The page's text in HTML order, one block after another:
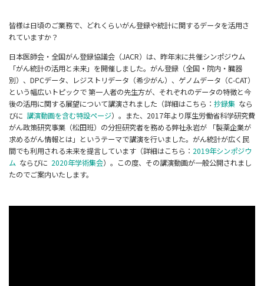
皆様は日頃のご業務で、どれくらいがん登録や統計に関するデータを活用さ
れていますか？
日本医師会・全国がん登録協議会（JACR）は、昨年末に共催シンポジウム
「がん統計の活用と未来」を開催しました。がん登録（全国・院内・臓器
別）、DPCデータ、レジストリデータ（希少がん）、ゲノムデータ（C-CAT）
という幅広いトピックで 第一人者の先生方が、それぞれのデータの特徴と今
後の活用に関する展望について講演されました（詳細はこちら： 抄録集 なら
びに 講演動画を含む特設ページ）。また、2017年より厚生労働省科学研究費
がん政策研究事業（松田班）の分担研究者を務める弊社永岩が 「製薬企業が
求めるがん情報とは」というテーマで講演を行いました。がん統計が広く民
間でも利用される未来を提言しています（詳細はこちら： 2019年シンポジウ
ム ならびに 2020年学術集会）。この度、その講演動画が一般公開されまし
たのでご案内いたします。